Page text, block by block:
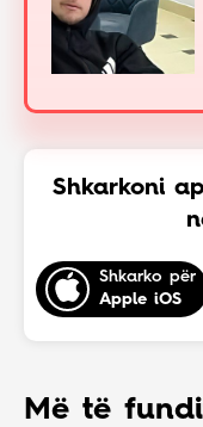
Shkarkoni
Shkarko për
Apple iOS
Më të